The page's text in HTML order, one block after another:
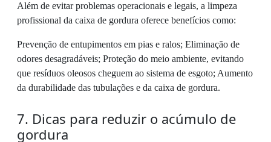
Além de evitar problemas operacionais e legais, a limpeza
profissional da caixa de gordura oferece benefícios como:
Prevenção de entupimentos em pias e ralos; Eliminação de
odores desagradáveis; Proteção do meio ambiente, evitando
que resíduos oleosos cheguem ao sistema de esgoto; Aumento
da durabilidade das tubulações e da caixa de gordura.
7. Dicas para reduzir o acúmulo de
gordura